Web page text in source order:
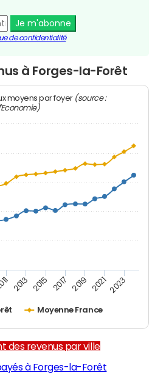
Je m'abonne
de confidentialité
à Forges-la-Forêt
moyens par foyer (source :
Moyenne France
2013 2015 2017 2019 2021 2023
des revenus par ville
à Forges-la-Forêt